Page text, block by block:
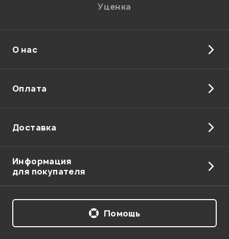
Отправить
Уценка
О нас
Оплата
Доставка
Информация
для покупателя
Помощь